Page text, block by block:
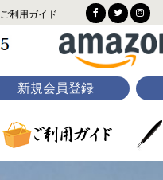
ご利用ガイド
新規会員登録